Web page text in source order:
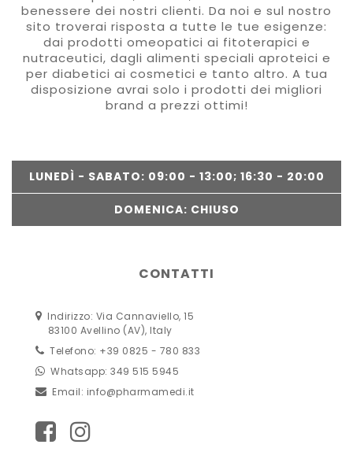
benessere dei nostri clienti. Da noi e sul nostro
sito troverai risposta a tutte le tue esigenze:
dai prodotti omeopatici ai fitoterapici e
nutraceutici, dagli alimenti speciali aproteici e
per diabetici ai cosmetici e tanto altro. A tua
disposizione avrai solo i prodotti dei migliori
brand a prezzi ottimi!
LUNEDÌ - SABATO: 09:00 - 13:00; 16:30 - 20:00
DOMENICA: CHIUSO
CONTATTI
Indirizzo: Via Cannaviello, 15
83100 Avellino (AV), Italy
Telefono: +39 0825 - 780 833
Whatsapp: 349 515 5945
Email: info@pharmamedi.it